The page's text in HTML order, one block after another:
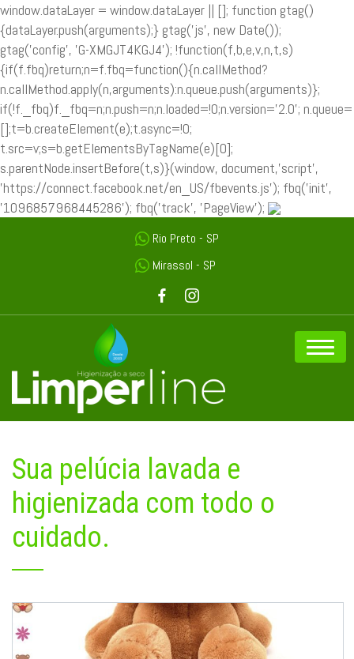
window.dataLayer = window.dataLayer || []; function gtag()
{dataLayer.push(arguments);} gtag('js', new Date());
gtag('config', 'G-XMGJT4KGJ4'); !function(f,b,e,v,n,t,s)
{if(f.fbq)return;n=f.fbq=function(){n.callMethod?
n.callMethod.apply(n,arguments):n.queue.push(arguments)};
if(!f._fbq)f._fbq=n;n.push=n;n.loaded=!0;n.version='2.0'; n.queue=
[];t=b.createElement(e);t.async=!0;
t.src=v;s=b.getElementsByTagName(e)[0];
s.parentNode.insertBefore(t,s)}(window, document,'script',
'https://connect.facebook.net/en_US/fbevents.js'); fbq('init',
'1096857968445286'); fbq('track', 'PageView');
Rio Preto - SP
Mirassol - SP
Sua pelúcia lavada e
higienizada com todo o
cuidado.